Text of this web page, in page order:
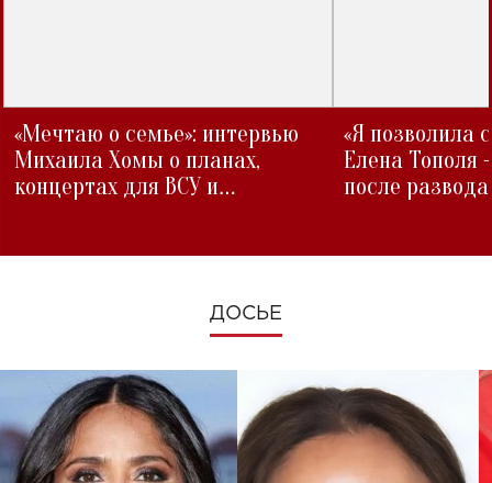
«Мечтаю о семье»: интервью
Михаила Хомы о планах,
концертах для ВСУ и
«Я позволила
Елена Тополя
после развода
ДОСЬЕ